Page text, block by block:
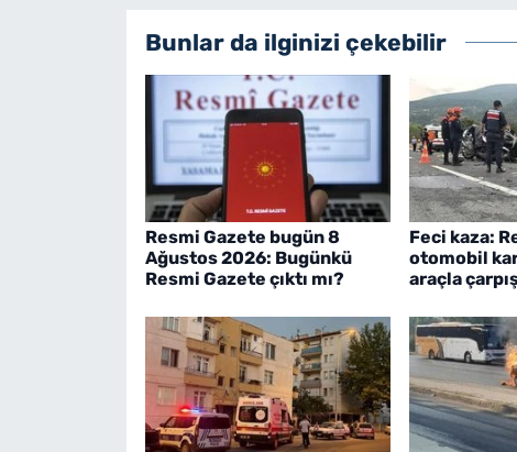
Bunlar da ilginizi çekebilir
Resmi Gazete bugün 8
Ağustos 2026: Bugünkü
Resmi Gazete çıktı mı?
Feci kaza:
otomobil
araçla